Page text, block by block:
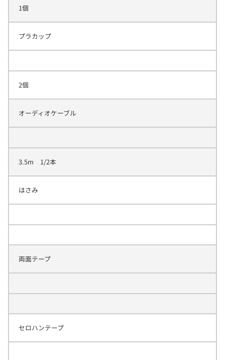
1個
プラカップ
2個
オーディオケーブル
3.5m 1/2本
はさみ
両面テープ
セロハンテープ